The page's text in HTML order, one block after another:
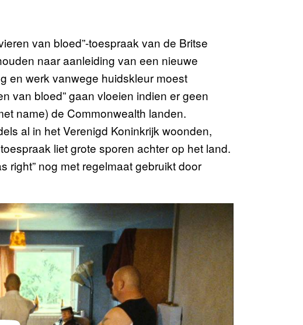
van bloed”-toespraak van de Britse
naar aanleiding van een nieuwe
en werk vanwege huidskleur moest
van bloed” gaan vloeien indien er geen
name) de Commonwealth landen.
al in het Verenigd Koninkrijk woonden,
liet grote sporen achter op het land.
right” nog met regelmaat gebruikt door